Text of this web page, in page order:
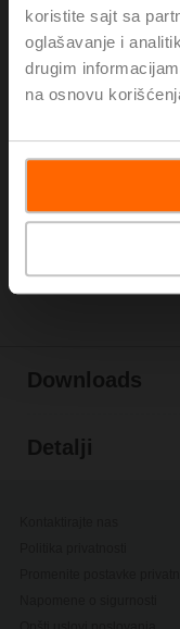
koristite sajt sa
oglašavanje i
drugim
na osnovu
Anti-rotation
NM..A, TF
Multipack 20 pcs.
List
Podeli
Downloads
Detalji